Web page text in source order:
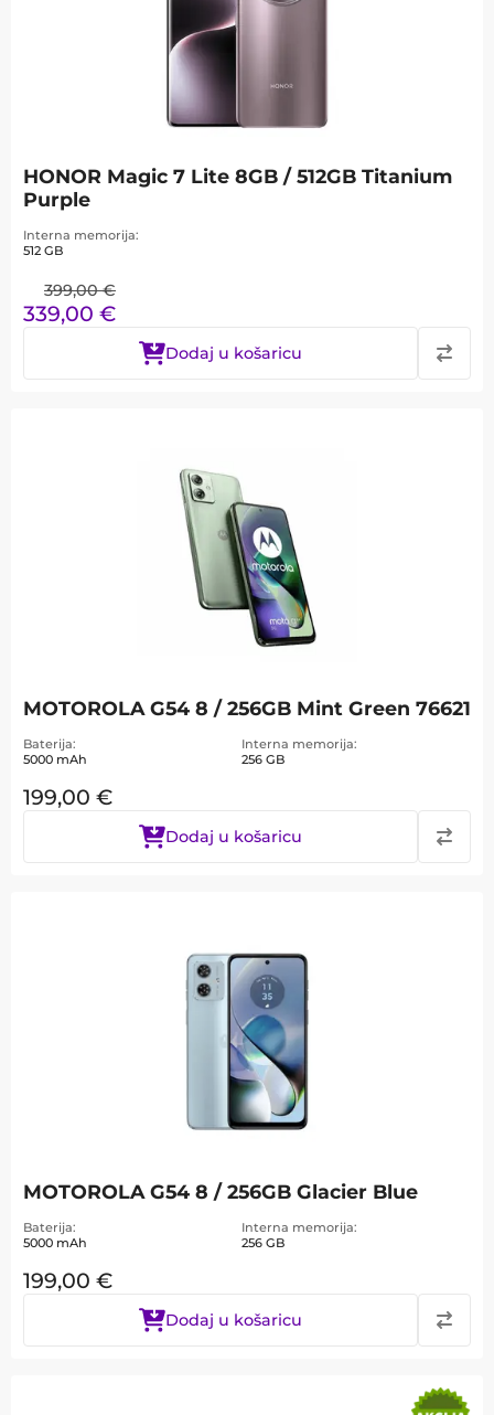
HONOR Magic 7 Lite 8GB / 512GB Titanium
Purple
Interna memorija
512 GB
399,00 €
339,00 €
Dodaj u košaricu
MOTOROLA G54 8 / 256GB Mint Green 76621
Baterija
5000 mAh
Interna memorija
256 GB
199,00 €
Dodaj u košaricu
MOTOROLA G54 8 / 256GB Glacier Blue
Baterija
5000 mAh
Interna memorija
256 GB
199,00 €
Dodaj u košaricu